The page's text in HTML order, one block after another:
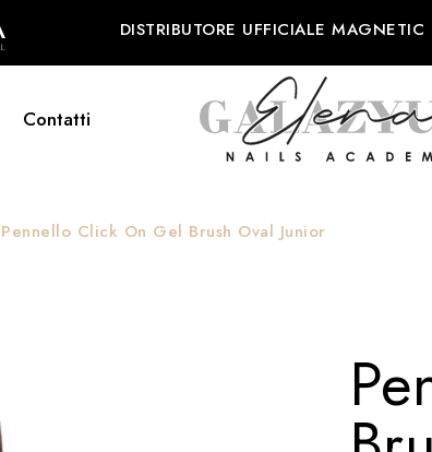
DISTRIBUTORE UFFICIALE
Contatti
Pennello Click On Gel Brush Oval Junior